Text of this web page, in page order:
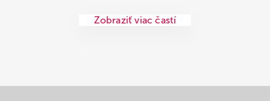
Zobraziť viac častí